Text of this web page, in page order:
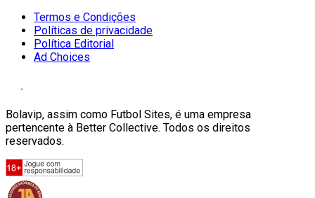
Termos e Condições
Políticas de privacidade
Política Editorial
Ad Choices
Bolavip, assim como Futbol Sites, é uma empresa
pertencente à Better Collective. Todos os direitos
reservados.